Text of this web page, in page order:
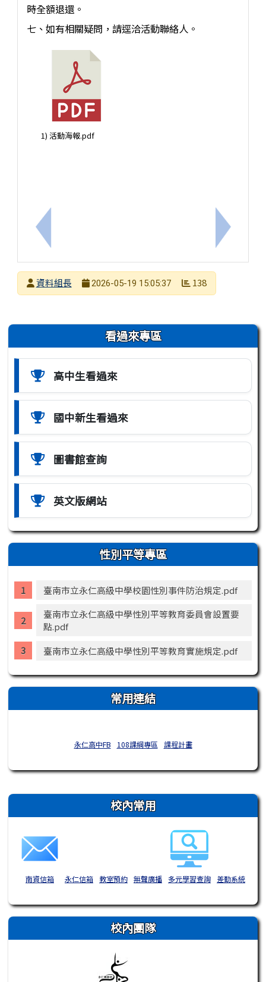
上一筆：『高中營隊』龍騰文化公司與政治大學「
時全額退還。
七、如有相關疑問，請逕洽活動聯絡人。
1) 活動海報.pdf
下一筆：
發布者
資料組長
2026-05-19 15:05:37 138
左邊區域內容 看過來專區
高中生看過來
國中新生看過來
圖書館查詢
英文版網站
性別平等專區
臺南市立永仁高級中學校園性別事件防治規定.pdf
臺南市立永仁高級中學性別平等教育委員會設置要
點.pdf
臺南市立永仁高級中學性別平等教育實施規定.pdf
常用連結
永仁高中FB 108課綱專區 課程計畫
右邊區域內容 校內常用
南資信箱 永仁信箱 教室預約 無聲廣播 多元學習查詢 差勤系統
校內團隊